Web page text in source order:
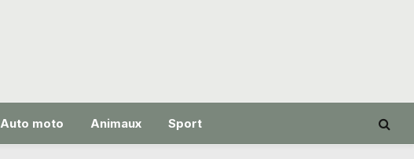
Auto moto Animaux Sport